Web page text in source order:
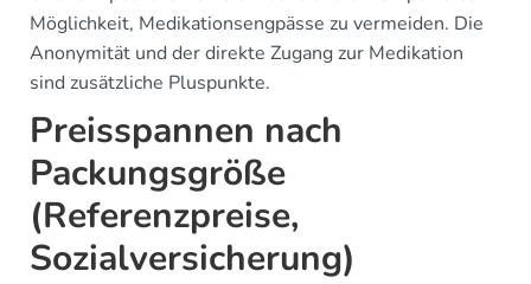
Möglichkeit, Medikationsengpässe zu vermeiden. Die
Anonymität und der direkte Zugang zur Medikation
sind zusätzliche Pluspunkte.
Preisspannen nach
Packungsgröße
(Referenzpreise,
Sozialversicherung)